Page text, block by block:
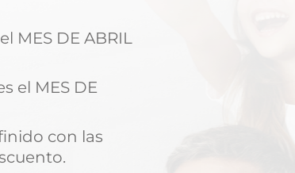
MES DE ABRIL
el MES DE
con las